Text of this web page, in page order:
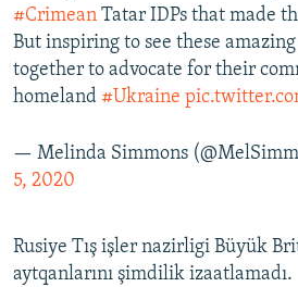
#Crimean Tatar IDPs that made
But inspiring to see these
together to advocate for their
homeland #Ukraine
— Melinda Simmons
5, 2020
Rusiye Tış işler nazirligi Büyük
aytqanlarını şimdilik izaatlamadı.